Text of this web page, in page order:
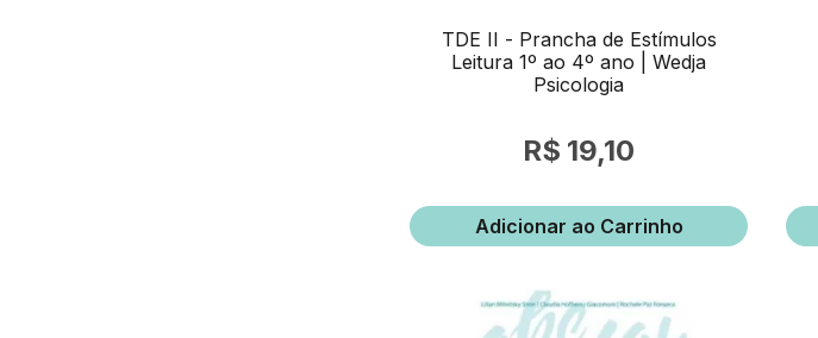
TDE II - Prancha de Estímulos
Leitura 1º ao 4º ano | Wedja
Psicologia
19,10
Adicionar ao Carrinho